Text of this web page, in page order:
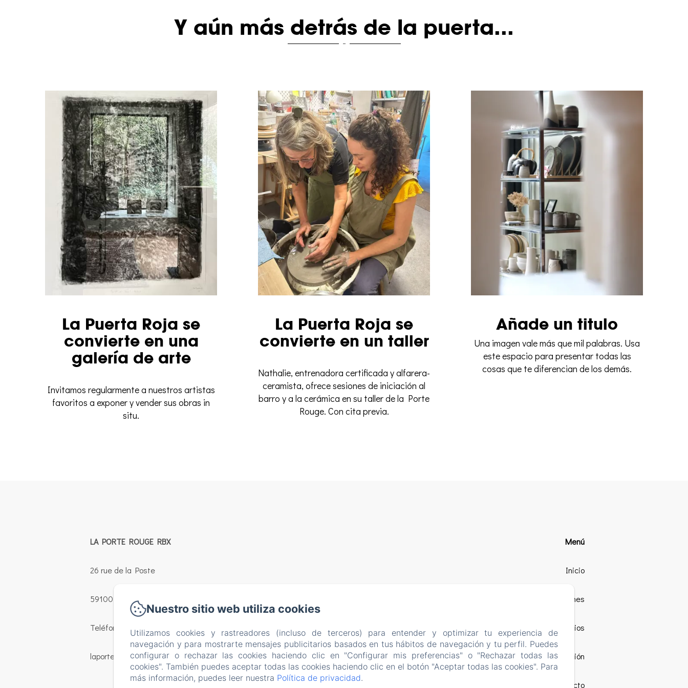
Y aún más detrás de la puerta...
La Puerta Roja se
convierte en una
galería de arte
Invitamos regularmente a nuestros artistas
favoritos a exponer y vender sus obras in
situ.
La Puerta Roja se
convierte en un taller
Nathalie, entrenadora certificada y alfarera-
ceramista, ofrece sesiones de iniciación al
barro y a la cerámica en su taller de la Porte
Rouge. Con cita previa.
Añade un titulo
Una imagen vale más que mil palabras. Usa
este espacio para presentar todas las
cosas que te diferencian de los demás.
LA PORTE ROUGE RBX
26 rue de la Poste
59100 - ROUBAIX
Teléfono: +33 628543721
laporterougerbx@gmail.com
Menú
Inicio
Las habitaciones
Nuestros Servicios
Ubicación
Contacto
Nuestro sitio web utiliza cookies
Utilizamos cookies y rastreadores (incluso de terceros) para entender y optimizar tu experiencia de
navegación y para mostrarte mensajes publicitarios basados en tus hábitos de navegación y tu perfil. Puedes
configurar o rechazar las cookies haciendo clic en "Configurar mis preferencias" o "Rechazar todas las
cookies". También puedes aceptar todas las cookies haciendo clic en el botón "Aceptar todas las cookies". Para
más información, puedes leer nuestra Política de privacidad.